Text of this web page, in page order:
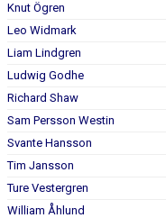
Knut Ögren
Leo Widmark
Liam Lindgren
Ludwig Godhe
Richard Shaw
Sam Persson Westin
Svante Hansson
Tim Jansson
Ture Vestergren
William Åhlund